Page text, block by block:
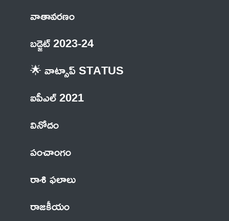
వాతావరణం
బడ్జెట్ 2023-24
🌟 వాట్సాప్ STATUS
ఐపీఎల్ 2021
వినోదం
పంచాంగం
రాశి ఫలాలు
రాజకీయం